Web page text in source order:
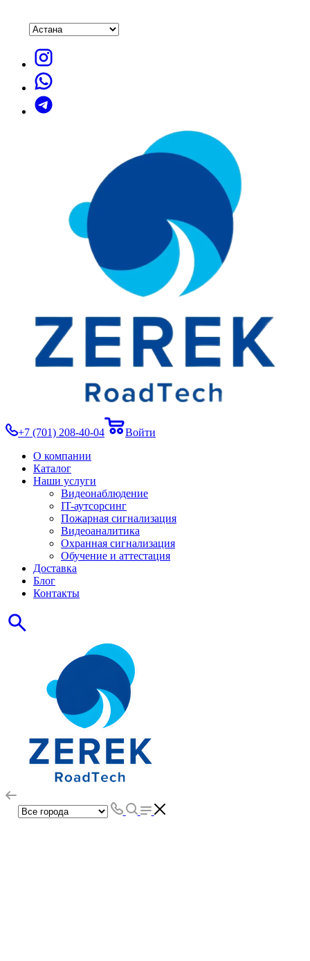
+7 (701) 208-40-04
Войти
О компании
Каталог
Наши услуги
Видеонаблюдение
IT-аутсорсинг
Пожарная сигнализация
Видеоаналитика
Охранная сигнализация
Обучение и аттестация
Доставка
Блог
Контакты